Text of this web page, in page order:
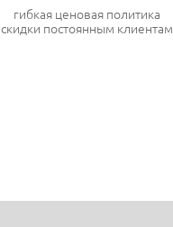
гибкая ценовая политика
скидки постоянным клиентам